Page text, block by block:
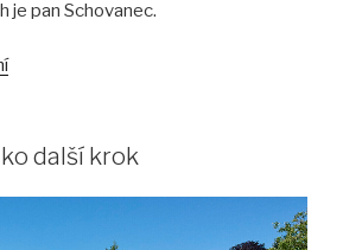
je pan Schovanec.
„Nikdy
uskutečnit
další krok